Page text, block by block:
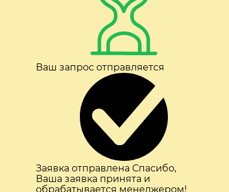
Ваш запрос отправляется
Заявка отправлена Спасибо,
Ваша заявка принята и
обрабатывается менеджером!